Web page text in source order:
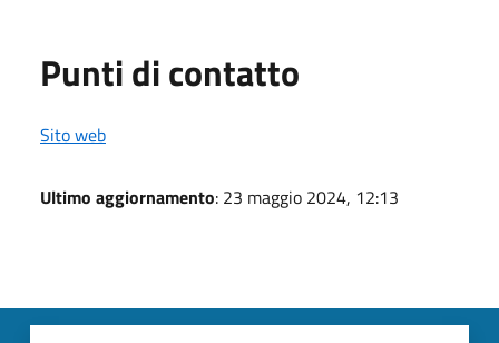
Punti di contatto
Sito web
Ultimo aggiornamento: 23 maggio 2024, 12:13